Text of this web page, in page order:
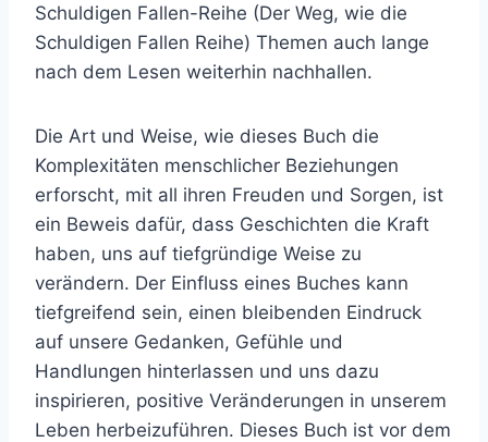
Schuldigen Fallen-Reihe (Der Weg, wie die
Schuldigen Fallen Reihe) Themen auch lange
nach dem Lesen weiterhin nachhallen.
Die Art und Weise, wie dieses Buch die
Komplexitäten menschlicher Beziehungen
erforscht, mit all ihren Freuden und Sorgen, ist
ein Beweis dafür, dass Geschichten die Kraft
haben, uns auf tiefgründige Weise zu
verändern. Der Einfluss eines Buches kann
tiefgreifend sein, einen bleibenden Eindruck
auf unsere Gedanken, Gefühle und
Handlungen hinterlassen und uns dazu
inspirieren, positive Veränderungen in unserem
Leben herbeizuführen. Dieses Buch ist vor dem